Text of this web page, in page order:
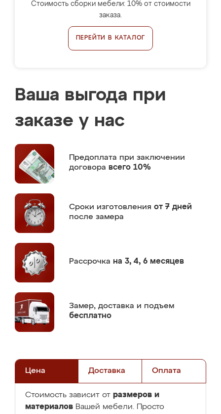
Стоимость сборки мебели: 10% от стоимости
заказа.
ПЕРЕЙТИ В КАТАЛОГ
Ваша выгода при
заказе у нас
Предоплата при заключении
договора всего 10%
Сроки изготовления от 7 дней
после замера
Рассрочка на 3, 4, 6 месяцев
Замер, доставка и подъем
бесплатно
Цена Доставка Оплата
Стоимость зависит от размеров и
материалов Вашей мебели. Просто